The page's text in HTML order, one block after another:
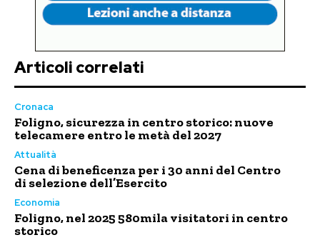
Articoli correlati
Cronaca
Foligno, sicurezza in centro storico: nuove
telecamere entro le metà del 2027
Attualità
Cena di beneficenza per i 30 anni del Centro
di selezione dell’Esercito
Economia
Foligno, nel 2025 580mila visitatori in centro
storico